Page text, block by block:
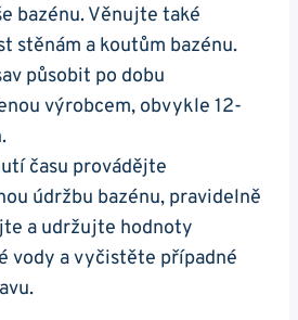
bazénu. Věnujte také
stěnám a koutům bazénu.
působit po dobu
výrobcem, obvykle 12-
času provádějte
údržbu bazénu, pravidelně
a udržujte hodnoty
vody a vyčistěte případné